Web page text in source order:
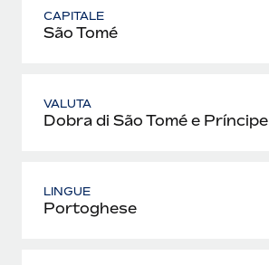
CAPITALE
São Tomé
VALUTA
Dobra di São Tomé e Príncipe
LINGUE
Portoghese